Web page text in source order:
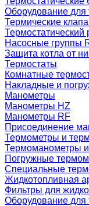
Оборудование для
Термические
Термостатический
Насосные группы
Защита котла от
Термостаты
Комнатные
Накладные и
Манометры
Манометры HZ
Манометры RF
Присоединение
Термометры и
Термоманометры
Погружные
Специальные
Жидкотопливная
Фильтры для
Оборудование для